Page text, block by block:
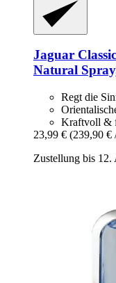
Jaguar
Natural
Regt die
Kraftvoll &
23,99 € (239,90 €
Zustellung bis 12.